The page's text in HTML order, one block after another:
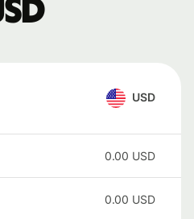
USD
0.00 USD
0.00 USD